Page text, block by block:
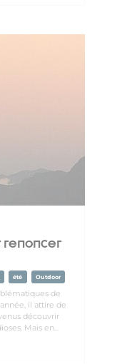
renoncer
été Outdoor
de
il attire de
découvrir
Mais en...